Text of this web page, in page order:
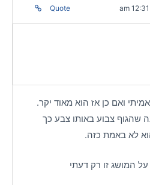
Quote
ואם כן אז הוא מאוד יקר.
שהגוף צבוע באותו צבע כך
לא באמת כזה.
המושג זו רק דעתי